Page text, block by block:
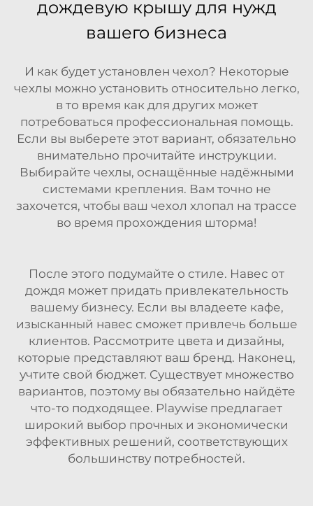
дождевую крышу для нужд
вашего бизнеса
И как будет установлен чехол? Некоторые
чехлы можно установить относительно легко,
в то время как для других может
потребоваться профессиональная помощь.
Если вы выберете этот вариант, обязательно
внимательно прочитайте инструкции.
Выбирайте чехлы, оснащённые надёжными
системами крепления. Вам точно не
захочется, чтобы ваш чехол хлопал на трассе
во время прохождения шторма!
После этого подумайте о стиле. Навес от
дождя может придать привлекательность
вашему бизнесу. Если вы владеете кафе,
изысканный навес сможет привлечь больше
клиентов. Рассмотрите цвета и дизайны,
которые представляют ваш бренд. Наконец,
учтите свой бюджет. Существует множество
вариантов, поэтому вы обязательно найдёте
что-то подходящее. Playwise предлагает
широкий выбор прочных и экономически
эффективных решений, соответствующих
большинству потребностей.